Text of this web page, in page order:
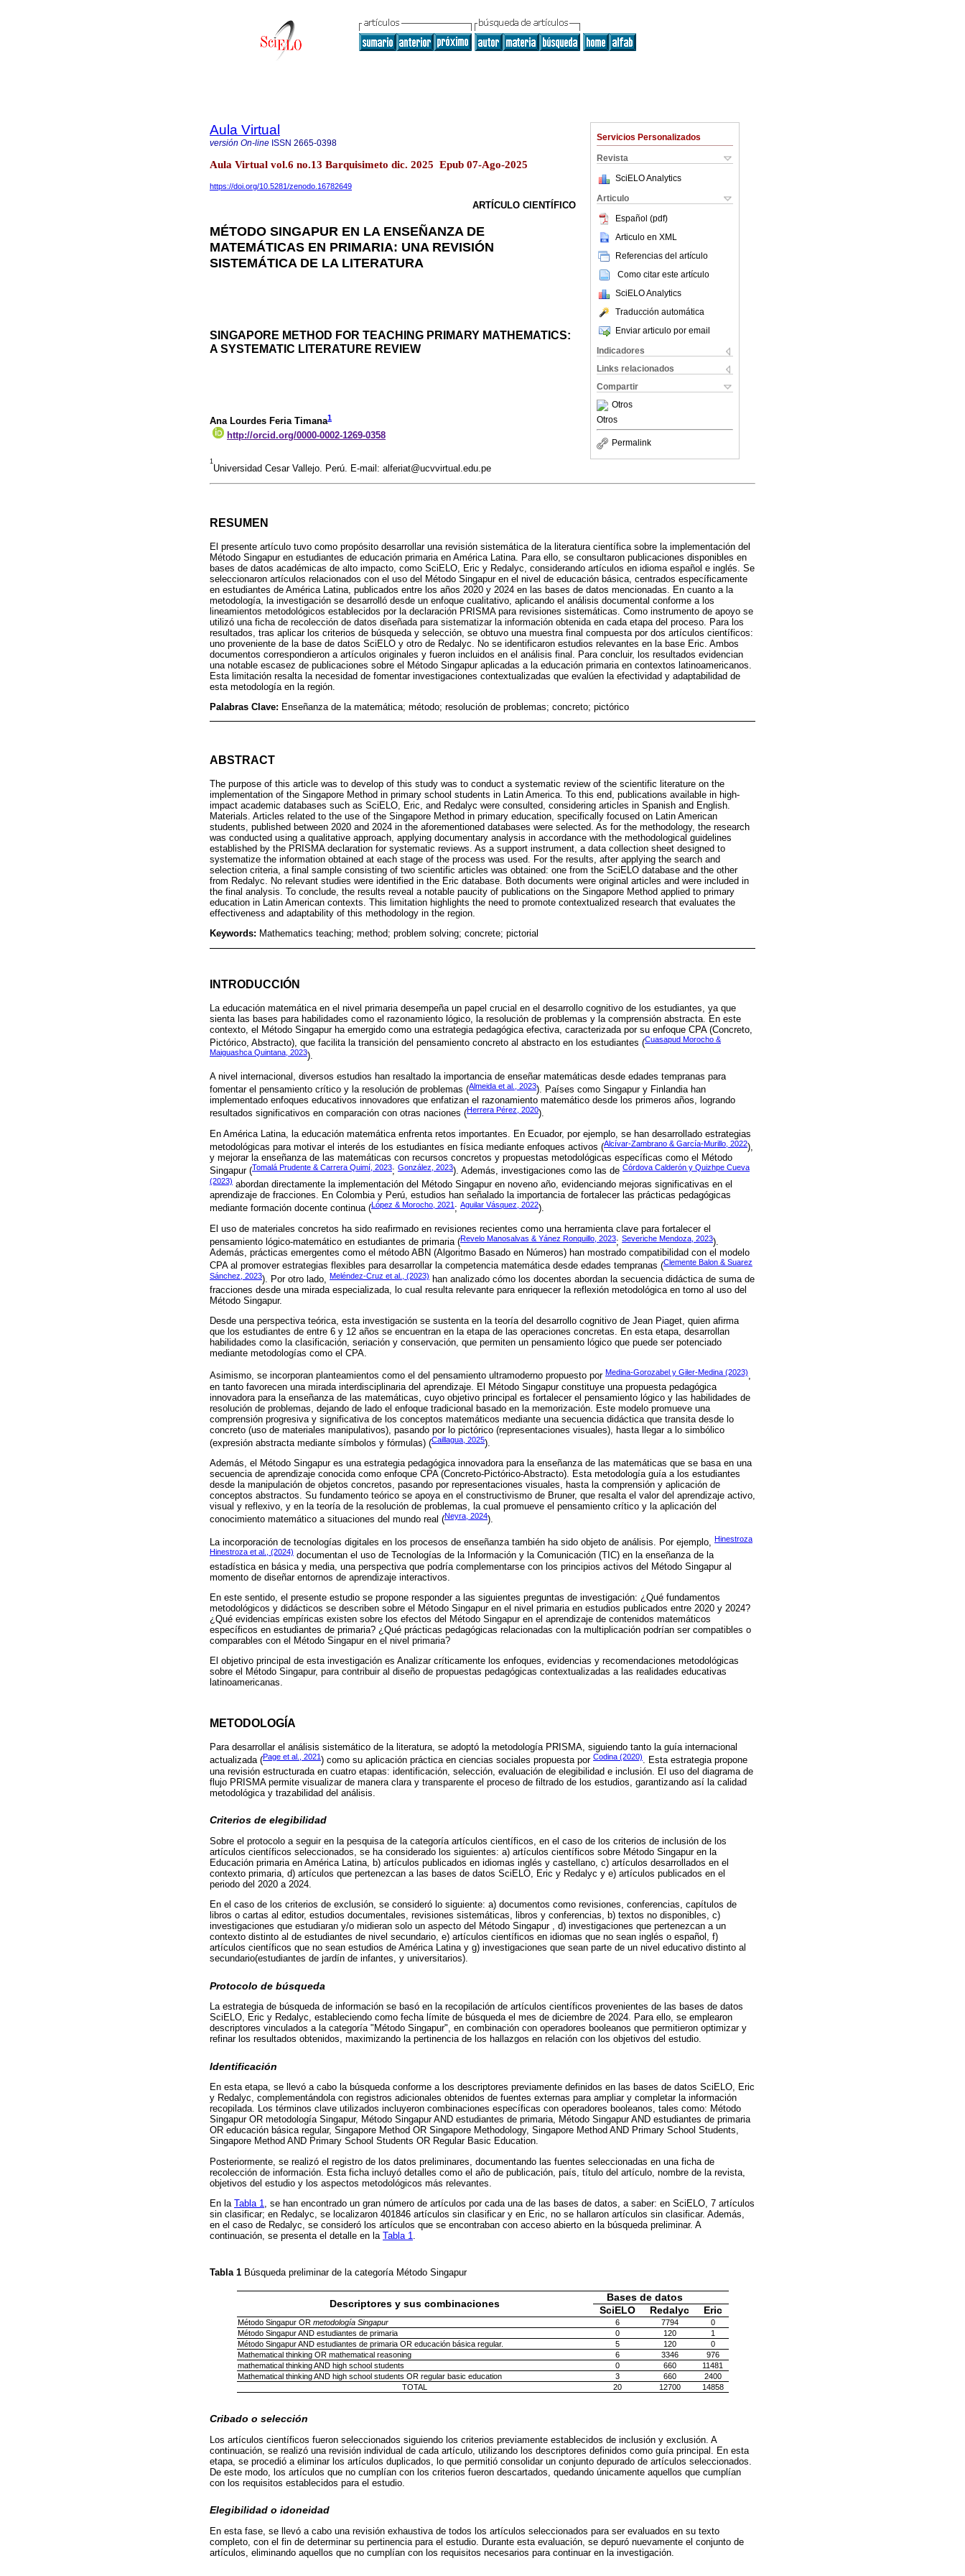
Servicios Personalizados
Revista
SciELO Analytics
Articulo
Español (pdf)
Articulo en XML
Referencias del artículo
Como citar este artículo
SciELO Analytics
Traducción automática
Enviar articulo por email
Indicadores
Links relacionados
Compartir
Otros
Otros
Permalink
Aula Virtual
versión On-line ISSN 2665-0398
Aula Virtual vol.6 no.13 Barquisimeto dic. 2025 Epub 07-Ago-2025
https://doi.org/10.5281/zenodo.16782649
ARTÍCULO CIENTÍFICO
MÉTODO SINGAPUR EN LA ENSEÑANZA DE
MATEMÁTICAS EN PRIMARIA: UNA REVISIÓN
SISTEMÁTICA DE LA LITERATURA
SINGAPORE METHOD FOR TEACHING PRIMARY MATHEMATICS:
A SYSTEMATIC LITERATURE REVIEW
Ana Lourdes Feria Timana1
http://orcid.org/0000-0002-1269-0358
1
Universidad Cesar Vallejo. Perú. E-mail: alferiat@ucvvirtual.edu.pe
RESUMEN
El presente artículo tuvo como propósito desarrollar una revisión sistemática de la literatura científica sobre la implementación del
Método Singapur en estudiantes de educación primaria en América Latina. Para ello, se consultaron publicaciones disponibles en
bases de datos académicas de alto impacto, como SciELO, Eric y Redalyc, considerando artículos en idioma español e inglés. Se
seleccionaron artículos relacionados con el uso del Método Singapur en el nivel de educación básica, centrados específicamente
en estudiantes de América Latina, publicados entre los años 2020 y 2024 en las bases de datos mencionadas. En cuanto a la
metodología, la investigación se desarrolló desde un enfoque cualitativo, aplicando el análisis documental conforme a los
lineamientos metodológicos establecidos por la declaración PRISMA para revisiones sistemáticas. Como instrumento de apoyo se
utilizó una ficha de recolección de datos diseñada para sistematizar la información obtenida en cada etapa del proceso. Para los
resultados, tras aplicar los criterios de búsqueda y selección, se obtuvo una muestra final compuesta por dos artículos científicos:
uno proveniente de la base de datos SciELO y otro de Redalyc. No se identificaron estudios relevantes en la base Eric. Ambos
documentos correspondieron a artículos originales y fueron incluidos en el análisis final. Para concluir, los resultados evidencian
una notable escasez de publicaciones sobre el Método Singapur aplicadas a la educación primaria en contextos latinoamericanos.
Esta limitación resalta la necesidad de fomentar investigaciones contextualizadas que evalúen la efectividad y adaptabilidad de
esta metodología en la región.
Palabras Clave: Enseñanza de la matemática; método; resolución de problemas; concreto; pictórico
ABSTRACT
The purpose of this article was to develop of this study was to conduct a systematic review of the scientific literature on the
implementation of the Singapore Method in primary school students in Latin America. To this end, publications available in high-
impact academic databases such as SciELO, Eric, and Redalyc were consulted, considering articles in Spanish and English.
Materials. Articles related to the use of the Singapore Method in primary education, specifically focused on Latin American
students, published between 2020 and 2024 in the aforementioned databases were selected. As for the methodology, the research
was conducted using a qualitative approach, applying documentary analysis in accordance with the methodological guidelines
established by the PRISMA declaration for systematic reviews. As a support instrument, a data collection sheet designed to
systematize the information obtained at each stage of the process was used. For the results, after applying the search and
selection criteria, a final sample consisting of two scientific articles was obtained: one from the SciELO database and the other
from Redalyc. No relevant studies were identified in the Eric database. Both documents were original articles and were included in
the final analysis. To conclude, the results reveal a notable paucity of publications on the Singapore Method applied to primary
education in Latin American contexts. This limitation highlights the need to promote contextualized research that evaluates the
effectiveness and adaptability of this methodology in the region.
Keywords: Mathematics teaching; method; problem solving; concrete; pictorial
INTRODUCCIÓN
La educación matemática en el nivel primaria desempeña un papel crucial en el desarrollo cognitivo de los estudiantes, ya que
sienta las bases para habilidades como el razonamiento lógico, la resolución de problemas y la comprensión abstracta. En este
contexto, el Método Singapur ha emergido como una estrategia pedagógica efectiva, caracterizada por su enfoque CPA (Concreto,
Pictórico, Abstracto), que facilita la transición del pensamiento concreto al abstracto en los estudiantes (Cuasapud Morocho &
Maiguashca Quintana, 2023).
A nivel internacional, diversos estudios han resaltado la importancia de enseñar matemáticas desde edades tempranas para
fomentar el pensamiento crítico y la resolución de problemas (Almeida et al., 2023). Países como Singapur y Finlandia han
implementado enfoques educativos innovadores que enfatizan el razonamiento matemático desde los primeros años, logrando
resultados significativos en comparación con otras naciones (Herrera Pérez, 2020).
En América Latina, la educación matemática enfrenta retos importantes. En Ecuador, por ejemplo, se han desarrollado estrategias
metodológicas para motivar el interés de los estudiantes en física mediante enfoques activos (Alcívar-Zambrano & García-Murillo, 2022),
y mejorar la enseñanza de las matemáticas con recursos concretos y propuestas metodológicas específicas como el Método
Singapur (Tomalá Prudente & Carrera Quimí, 2023; González, 2023). Además, investigaciones como las de Córdova Calderón y Quizhpe Cueva
(2023) abordan directamente la implementación del Método Singapur en noveno año, evidenciando mejoras significativas en el
aprendizaje de fracciones. En Colombia y Perú, estudios han señalado la importancia de fortalecer las prácticas pedagógicas
mediante formación docente continua (López & Morocho, 2021 ; Aguilar Vásquez, 2022).
El uso de materiales concretos ha sido reafirmado en revisiones recientes como una herramienta clave para fortalecer el
pensamiento lógico-matemático en estudiantes de primaria (Revelo Manosalvas & Yánez Ronquillo, 2023; Severiche Mendoza, 2023).
Además, prácticas emergentes como el método ABN (Algoritmo Basado en Números) han mostrado compatibilidad con el modelo
CPA al promover estrategias flexibles para desarrollar la competencia matemática desde edades tempranas (Clemente Balon & Suarez
Sánchez, 2023). Por otro lado, Meléndez-Cruz et al., (2023) han analizado cómo los docentes abordan la secuencia didáctica de suma de
fracciones desde una mirada especializada, lo cual resulta relevante para enriquecer la reflexión metodológica en torno al uso del
Método Singapur.
Desde una perspectiva teórica, esta investigación se sustenta en la teoría del desarrollo cognitivo de Jean Piaget, quien afirma
que los estudiantes de entre 6 y 12 años se encuentran en la etapa de las operaciones concretas. En esta etapa, desarrollan
habilidades como la clasificación, seriación y conservación, que permiten un pensamiento lógico que puede ser potenciado
mediante metodologías como el CPA.
Asimismo, se incorporan planteamientos como el del pensamiento ultramoderno propuesto por Medina-Gorozabel y Giler-Medina (2023),
en tanto favorecen una mirada interdisciplinaria del aprendizaje. El Método Singapur constituye una propuesta pedagógica
innovadora para la enseñanza de las matemáticas, cuyo objetivo principal es fortalecer el pensamiento lógico y las habilidades de
resolución de problemas, dejando de lado el enfoque tradicional basado en la memorización. Este modelo promueve una
comprensión progresiva y significativa de los conceptos matemáticos mediante una secuencia didáctica que transita desde lo
concreto (uso de materiales manipulativos), pasando por lo pictórico (representaciones visuales), hasta llegar a lo simbólico
(expresión abstracta mediante símbolos y fórmulas) (Caillagua, 2025).
Además, el Método Singapur es una estrategia pedagógica innovadora para la enseñanza de las matemáticas que se basa en una
secuencia de aprendizaje conocida como enfoque CPA (Concreto-Pictórico-Abstracto). Esta metodología guía a los estudiantes
desde la manipulación de objetos concretos, pasando por representaciones visuales, hasta la comprensión y aplicación de
conceptos abstractos. Su fundamento teórico se apoya en el constructivismo de Bruner, que resalta el valor del aprendizaje activo,
visual y reflexivo, y en la teoría de la resolución de problemas, la cual promueve el pensamiento crítico y la aplicación del
conocimiento matemático a situaciones del mundo real (Neyra, 2024).
La incorporación de tecnologías digitales en los procesos de enseñanza también ha sido objeto de análisis. Por ejemplo, Hinestroza
Hinestroza et al., (2024) documentan el uso de Tecnologías de la Información y la Comunicación (TIC) en la enseñanza de la
estadística en básica y media, una perspectiva que podría complementarse con los principios activos del Método Singapur al
momento de diseñar entornos de aprendizaje interactivos.
En este sentido, el presente estudio se propone responder a las siguientes preguntas de investigación: ¿Qué fundamentos
metodológicos y didácticos se describen sobre el Método Singapur en el nivel primaria en estudios publicados entre 2020 y 2024?
¿Qué evidencias empíricas existen sobre los efectos del Método Singapur en el aprendizaje de contenidos matemáticos
específicos en estudiantes de primaria? ¿Qué prácticas pedagógicas relacionadas con la multiplicación podrían ser compatibles o
comparables con el Método Singapur en el nivel primaria?
El objetivo principal de esta investigación es Analizar críticamente los enfoques, evidencias y recomendaciones metodológicas
sobre el Método Singapur, para contribuir al diseño de propuestas pedagógicas contextualizadas a las realidades educativas
latinoamericanas.
METODOLOGÍA
Para desarrollar el análisis sistemático de la literatura, se adoptó la metodología PRISMA, siguiendo tanto la guía internacional
actualizada (Page et al., 2021 ) como su aplicación práctica en ciencias sociales propuesta por Codina (2020). Esta estrategia propone
una revisión estructurada en cuatro etapas: identificación, selección, evaluación de elegibilidad e inclusión. El uso del diagrama de
flujo PRISMA permite visualizar de manera clara y transparente el proceso de filtrado de los estudios, garantizando así la calidad
metodológica y trazabilidad del análisis.
Criterios de elegibilidad
Sobre el protocolo a seguir en la pesquisa de la categoría artículos científicos, en el caso de los criterios de inclusión de los
artículos científicos seleccionados, se ha considerado los siguientes: a) artículos científicos sobre Método Singapur en la
Educación primaria en América Latina, b) artículos publicados en idiomas inglés y castellano, c) artículos desarrollados en el
contexto primaria, d) artículos que pertenezcan a las bases de datos SciELO, Eric y Redalyc y e) artículos publicados en el
periodo del 2020 a 2024.
En el caso de los criterios de exclusión, se consideró lo siguiente: a) documentos como revisiones, conferencias, capítulos de
libros o cartas al editor, estudios documentales, revisiones sistemáticas, libros y conferencias, b) textos no disponibles, c)
investigaciones que estudiaran y/o midieran solo un aspecto del Método Singapur , d) investigaciones que pertenezcan a un
contexto distinto al de estudiantes de nivel secundario, e) artículos científicos en idiomas que no sean inglés o español, f)
artículos científicos que no sean estudios de América Latina y g) investigaciones que sean parte de un nivel educativo distinto al
secundario(estudiantes de jardín de infantes, y universitarios).
Protocolo de búsqueda
La estrategia de búsqueda de información se basó en la recopilación de artículos científicos provenientes de las bases de datos
SciELO, Eric y Redalyc, estableciendo como fecha límite de búsqueda el mes de diciembre de 2024. Para ello, se emplearon
descriptores vinculados a la categoría "Método Singapur", en combinación con operadores booleanos que permitieron optimizar y
refinar los resultados obtenidos, maximizando la pertinencia de los hallazgos en relación con los objetivos del estudio.
Identificación
En esta etapa, se llevó a cabo la búsqueda conforme a los descriptores previamente definidos en las bases de datos SciELO, Eric
y Redalyc, complementándola con registros adicionales obtenidos de fuentes externas para ampliar y completar la información
recopilada. Los términos clave utilizados incluyeron combinaciones específicas con operadores booleanos, tales como: Método
Singapur OR metodología Singapur, Método Singapur AND estudiantes de primaria, Método Singapur AND estudiantes de primaria
OR educación básica regular, Singapore Method OR Singapore Methodology, Singapore Method AND Primary School Students,
Singapore Method AND Primary School Students OR Regular Basic Education.
Posteriormente, se realizó el registro de los datos preliminares, documentando las fuentes seleccionadas en una ficha de
recolección de información. Esta ficha incluyó detalles como el año de publicación, país, título del artículo, nombre de la revista,
objetivos del estudio y los aspectos metodológicos más relevantes.
En la Tabla 1
, se han encontrado un gran número de artículos por cada una de las bases de datos, a saber: en SciELO, 7 artículos
sin clasificar; en Redalyc, se localizaron 401846 artículos sin clasificar y en Eric, no se hallaron artículos sin clasificar. Además,
en el caso de Redalyc, se consideró los artículos que se encontraban con acceso abierto en la búsqueda preliminar. A
continuación, se presenta el detalle en la Tabla 1
Tabla 1 Búsqueda preliminar de la categoría Método Singapur
Descriptores y sus combinaciones
Bases de datos
SciELO
Redalyc Eric
Método Singapur OR metodología Singapur 6 7794
0
Método Singapur AND estudiantes de primaria
0 120
1
Método Singapur AND estudiantes de primaria OR educación básica regular.
5 120
0
Mathematical thinking OR mathematical reasoning
6 3346
976
mathematical thinking AND high school students
0 660
11481
Mathematical thinking AND high school students OR regular basic education
3 660
2400
TOTAL
20 12700 14858
Cribado o selección
Los artículos científicos fueron seleccionados siguiendo los criterios previamente establecidos de inclusión y exclusión. A
continuación, se realizó una revisión individual de cada artículo, utilizando los descriptores definidos como guía principal. En esta
etapa, se procedió a eliminar los artículos duplicados, lo que permitió consolidar un conjunto depurado de artículos seleccionados.
De este modo, los artículos que no cumplían con los criterios fueron descartados, quedando únicamente aquellos que cumplían
con los requisitos establecidos para el estudio.
Elegibilidad o idoneidad
En esta fase, se llevó a cabo una revisión exhaustiva de todos los artículos seleccionados para ser evaluados en su texto
completo, con el fin de determinar su pertinencia para el estudio. Durante esta evaluación, se depuró nuevamente el conjunto de
artículos, eliminando aquellos que no cumplían con los requisitos necesarios para continuar en la investigación.